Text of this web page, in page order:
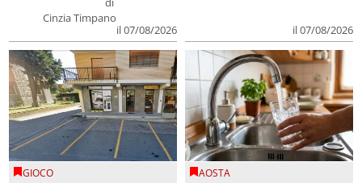
Cinzia Timpano
il 07/08/2026
il 07/08/2026
GIOCO AOSTA